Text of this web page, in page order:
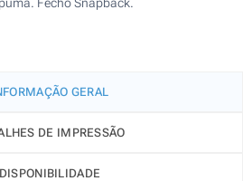
GERAL
DE IMPRESSÃO
DISPONIBILIDADE